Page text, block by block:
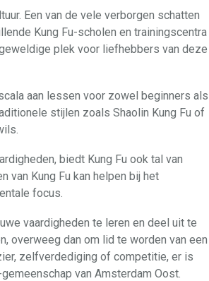
Een van de vele verborgen schatten
Kung Fu-scholen en trainingscentra
plek voor liefhebbers van deze
aan lessen voor zowel beginners als
stijlen zoals Shaolin Kung Fu of
biedt Kung Fu ook tal van
van Kung Fu kan helpen bij het
focus.
vaardigheden te leren en deel uit te
overweeg dan om lid te worden van een
zelfverdediging of competitie, er is
van Amsterdam Oost.